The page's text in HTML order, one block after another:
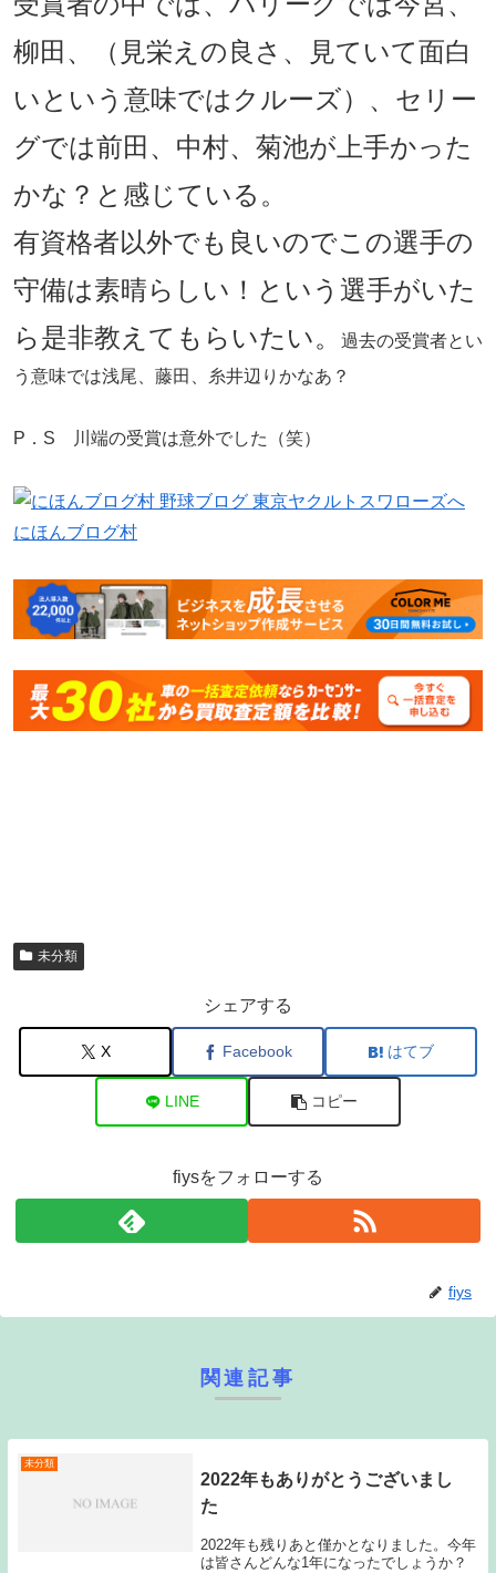
柳田、（見栄えの良さ、見ていて面白
いという意味ではクルーズ）、セリー
グでは前田、中村、菊池が上手かった
かな？と感じている。
有資格者以外でも良いのでこの選手の
守備は素晴らしい！という選手がいた
ら是非教えてもらいたい。
過去の受賞者とい
う意味では浅尾、藤田、糸井辺りかなあ？
P．S 川端の受賞は意外でした（笑）
にほんブログ村
未分類
シェアする
X Facebook はてブ
LINE コピー
fiysをフォローする
fiys
関連記事
未分類
2022年もありがとうございまし
た
2022年も残りあと僅かとなりました。今年
は皆さんどんな1年になったでしょうか？